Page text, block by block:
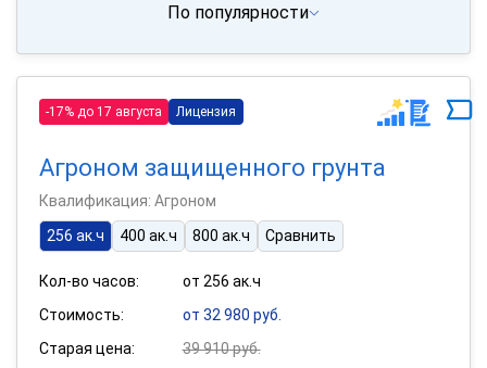
По популярности
-17% до 17 августа Лицензия
Агроном защищенного грунта
Квалификация: Агроном
256 ак.ч
400 ак.ч 800 ак.ч Сравнить
Кол-во часов:
от 256 ак.ч
Стоимость:
от 32 980 руб.
Старая цена:
39 910 руб.